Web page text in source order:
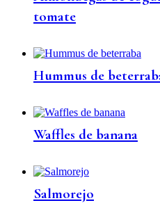
tomate
Hummus de
Waffles de banana
Salmorejo